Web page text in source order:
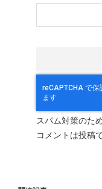
スパム対策のた
コメントは投稿